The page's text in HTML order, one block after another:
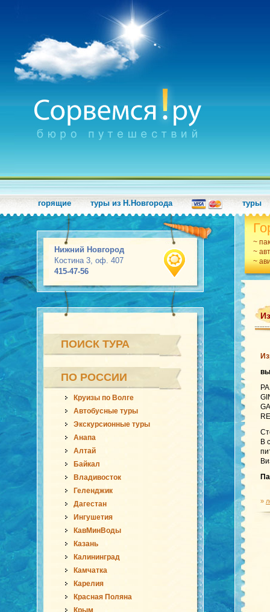
горящие туры из Н.Новгорода туры
Нижний Новгород
Костина 3, оф. 407
415-47-56
~
~
~
ПОИСК ТУРА
ПО РОССИИ
Круизы по Волге
Автобусные туры
Экскурсионные туры
Анапа
Алтай
Байкал
Владивосток
Геленджик
Дагестан
Ингушетия
КавМинВоды
Казань
Калининград
Камчатка
Карелия
Красная Поляна
Крым
В
»